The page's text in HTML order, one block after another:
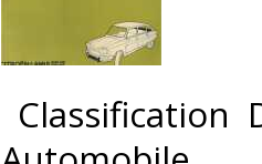
Classification